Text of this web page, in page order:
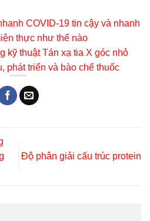
COVID-19 tin cậy và nhanh
thực như thế nào
kỹ thuật Tán xạ tia X góc nhỏ
phát triển và bào chế thuốc
Độ phân giải cấu trúc protein